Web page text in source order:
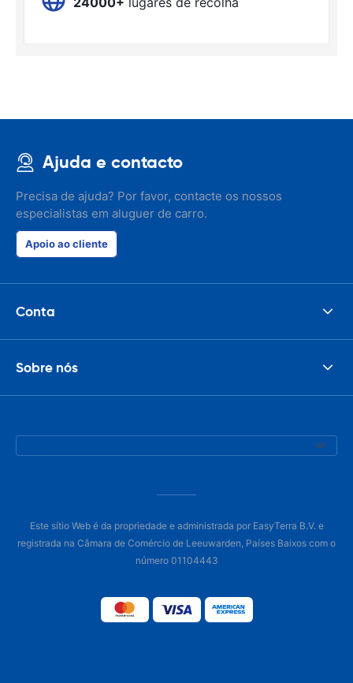
Ajuda e contacto
Precisa de ajuda? Por favor, contacte os nossos
especialistas em aluguer de carro.
Apoio ao cliente
Conta
Sobre nós
Este sítio Web é da propriedade e administrada por EasyTerra B.V. e
registrada na Câmara de Comércio de Leeuwarden, Países Baixos com o
número 01104443